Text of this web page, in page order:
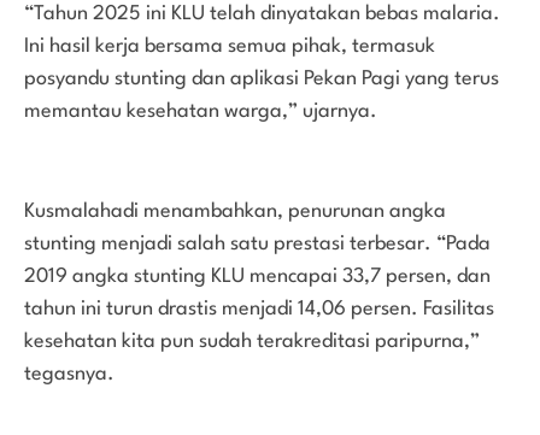
“Tahun 2025 ini KLU telah dinyatakan bebas malaria.
Ini hasil kerja bersama semua pihak, termasuk
posyandu stunting dan aplikasi Pekan Pagi yang terus
memantau kesehatan warga,” ujarnya.
Kusmalahadi menambahkan, penurunan angka
stunting menjadi salah satu prestasi terbesar. “Pada
2019 angka stunting KLU mencapai 33,7 persen, dan
tahun ini turun drastis menjadi 14,06 persen. Fasilitas
kesehatan kita pun sudah terakreditasi paripurna,”
tegasnya.